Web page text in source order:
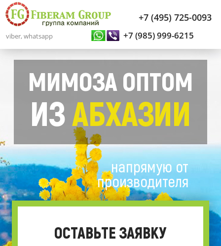
+7 (495) 725-0093
+7 (985) 999-6215
viber, whatsapp
ОСТАВЬТЕ ЗАЯВКУ
напрямую от
производителя
МИМОЗА ОПТОМ
ИЗАБХАЗИИ